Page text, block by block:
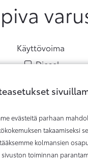
Käyttövoima
Diesel
evästeitä parhaan
takaamiseksi
kolmansien
toiminnan